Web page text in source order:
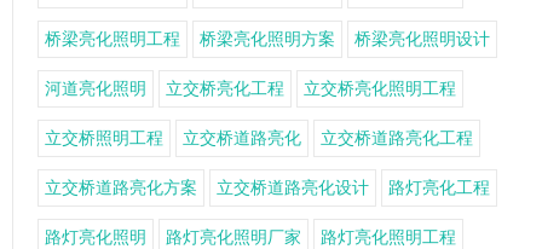
桥梁亮化照明工程 桥梁亮化照明方案 桥梁亮化照明设计
河道亮化照明 立交桥亮化工程 立交桥亮化照明工程
立交桥照明工程 立交桥道路亮化 立交桥道路亮化工程
立交桥道路亮化方案 立交桥道路亮化设计 路灯亮化工程
路灯亮化照明 路灯亮化照明厂家 路灯亮化照明工程